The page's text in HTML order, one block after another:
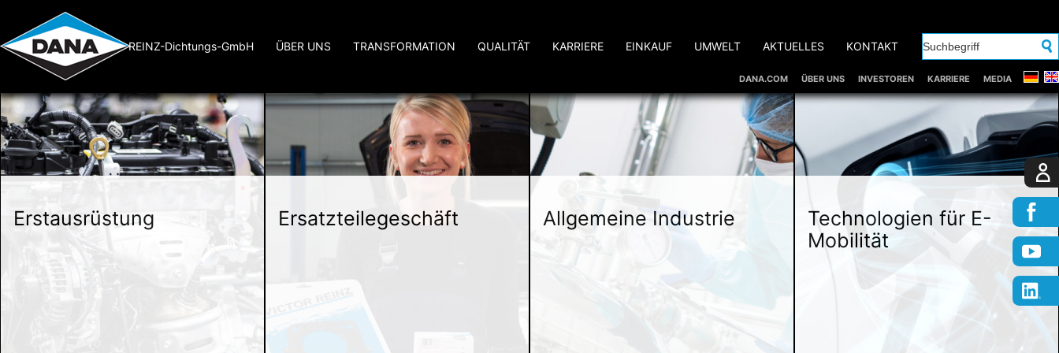
DANA.COM ÜBER UNS INVESTOREN KARRIERE MEDIA
REINZ-Dichtungs-GmbH ÜBER UNS TRANSFORMATION QUALITÄT KARRIERE EINKAUF UMWELT AKTUELLES KONTAKT
Erstausrüstung Ersatzteilegeschäft Allgemeine Industrie
Technologien für E-
Mobilität